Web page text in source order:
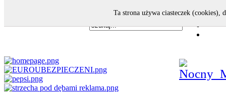
Ta strona używa ciasteczek (cookies),